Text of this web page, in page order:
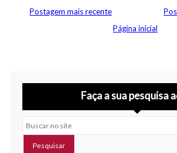
Postagem mais recente
Página inicial
Faça a sua pesquisa
Buscar no site